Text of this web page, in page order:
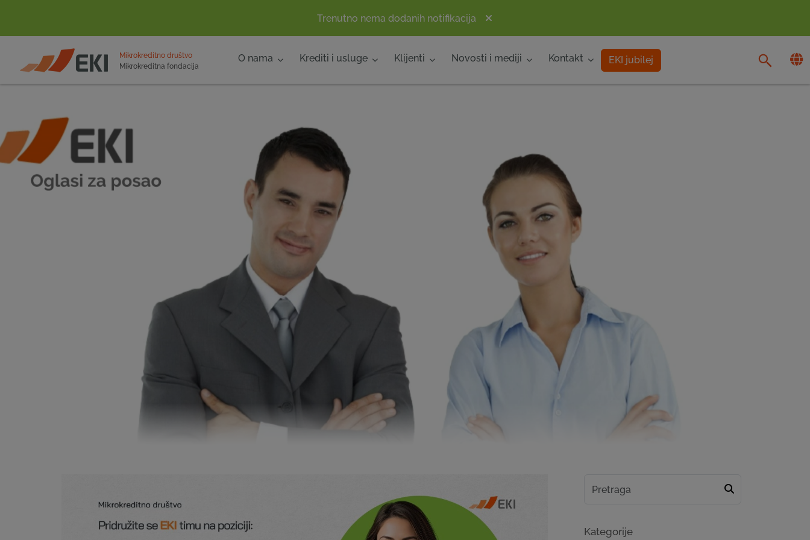
Trenutno nema dodanih notifikacija
POČETNA
Mikrokreditno društvo
Mikrokreditna fondacija
O nama Krediti i usluge Klijenti Novosti i mediji Kontakt EKI jubilej
Kategorije